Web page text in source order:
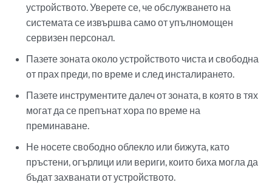
устройството. Уверете се, че обслужването на
системата се извършва само от упълномощен
сервизен персонал.
Пазете зоната около устройството чиста и свободна
от прах преди, по време и след инсталирането.
Пазете инструментите далеч от зоната, в която в тях
могат да се препънат хора по време на
преминаване.
Не носете свободно облекло или бижута, като
пръстени, огърлици или вериги, които биха могла да
бъдат захванати от устройството.